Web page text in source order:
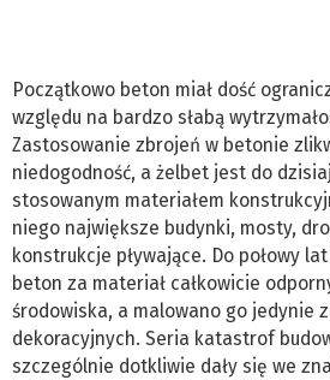
Początkowo beton miał dość
względu na bardzo słabą
Zastosowanie zbrojeń w betonie
niedogodność, a żelbet jest do
stosowanym materiałem
niego największe budynki, mosty,
konstrukcje pływające. Do połowy
beton za materiał całkowicie
środowiska, a malowano go jedynie
dekoracyjnych. Seria katastrof
szczególnie dotkliwie dały się we